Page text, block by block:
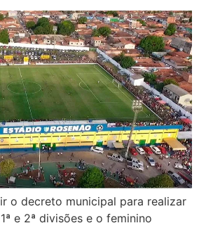
o decreto municipal para realizar
e 2ª divisões e o feminino